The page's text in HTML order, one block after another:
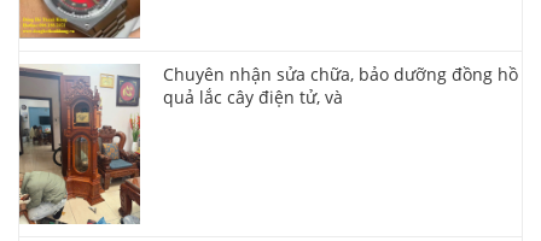
Chuyên nhận sửa chữa, bảo dưỡng đồng hồ
quả lắc cây điện tử, và